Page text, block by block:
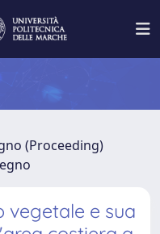
(Proceeding)
vegetale e sua